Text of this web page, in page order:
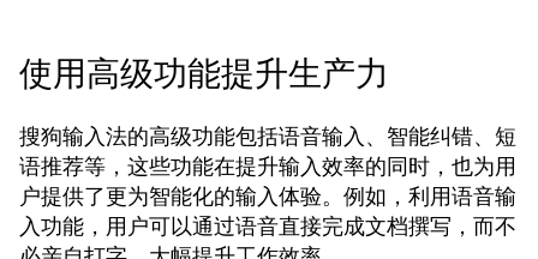
使用高级功能提升生产力
搜狗输入法的高级功能包括语音输入、智能纠错、短
语推荐等，这些功能在提升输入效率的同时，也为用
户提供了更为智能化的输入体验。例如，利用语音输
入功能，用户可以通过语音直接完成文档撰写，而不